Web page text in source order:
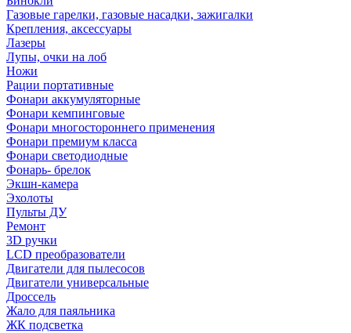
Газовые гарелки, газовые насадки, зажигалки
Крепления, аксессуары
Лазеры
Лупы, очки на лоб
Ножи
Рации портативные
Фонари аккумуляторные
Фонари кемпинговые
Фонари многостороннего применения
Фонари премиум класса
Фонари светодиодные
Фонарь- брелок
Экшн-камера
Эхолоты
Пульты ДУ
Ремонт
3D ручки
LCD преобразователи
Двигатели для пылесосов
Двигатели универсальные
Дроссель
Жало для паяльника
ЖК подсветка